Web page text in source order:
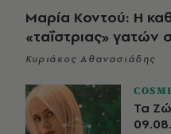
Μαρία Κοντού: Η
«ταΐστριας» γατών
Κυριάκος Αθανασιάδης
Τα